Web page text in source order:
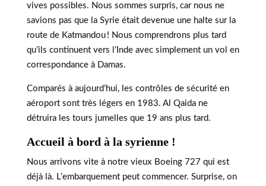
vives possibles. Nous sommes surpris, car nous ne
savions pas que la Syrie était devenue une halte sur la
route de Katmandou ! Nous comprendrons plus tard
qu’ils continuent vers l’Inde avec simplement un vol en
correspondance à Damas.
Comparés à aujourd’hui, les contrôles de sécurité en
aéroport sont très légers en 1983. Al Qaida ne
détruira les tours jumelles que 19 ans plus tard.
Accueil à bord à la syrienne !
Nous arrivons vite à notre vieux Boeing 727 qui est
déjà là. L’embarquement peut commencer. Surprise, on